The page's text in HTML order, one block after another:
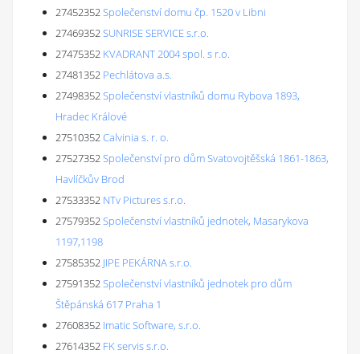
27452352Společenství domu čp. 1520 v Libni
27469352SUNRISE SERVICE s.r.o.
27475352 KVADRANT 2004 spol. s r.o.
27481352 Pechlátova a.s.
27498352Společenství vlastníků domu Rybova 1893,
Hradec Králové
27510352Calvinia s. r. o.
27527352Společenství pro dům Svatovojtěšská 1861-1863,
Havlíčkův Brod
27533352 NTv Pictures s.r.o.
27579352Společenství vlastníků jednotek, Masarykova
1197,1198
27585352 JIPE PEKÁRNA s.r.o.
27591352Společenství vlastníků jednotek pro dům
Štěpánská 617 Praha 1
27608352 Imatic Software, s.r.o.
27614352 FK servis s.r.o.